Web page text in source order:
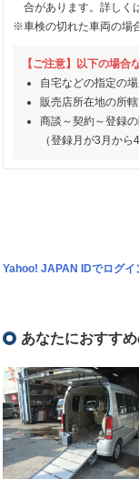
合があります。詳しく
※車検の切れた車両の場
【ご注意】以下の場合
自宅などの指定の
販売店所在地の所
商談～契約～登録
（登録月が3月か
Yahoo! JAPAN IDでログイ
あなたにおすす